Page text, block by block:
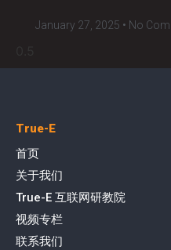
January 27, 2025 No
True-E
首页
关于我们
True-E 互联网研教院
视频专栏
联系我们